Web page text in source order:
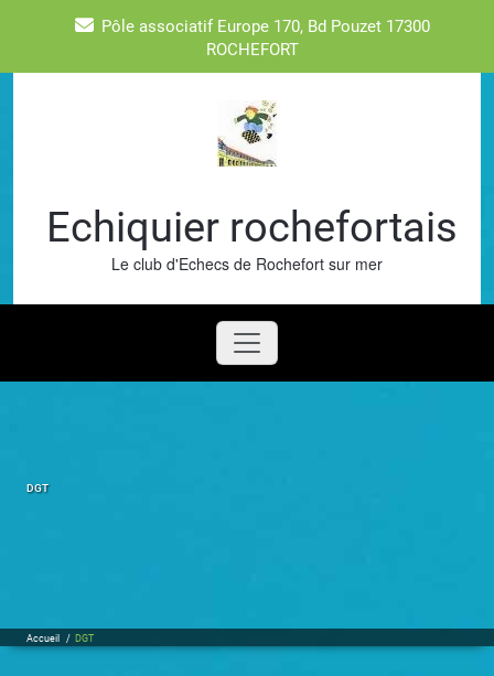
Pôle associatif Europe 170, Bd Pouzet 17300
ROCHEFORT
Echiquier rochefortais
Le club d'Echecs de Rochefort sur mer
DGT
Accueil / DGT